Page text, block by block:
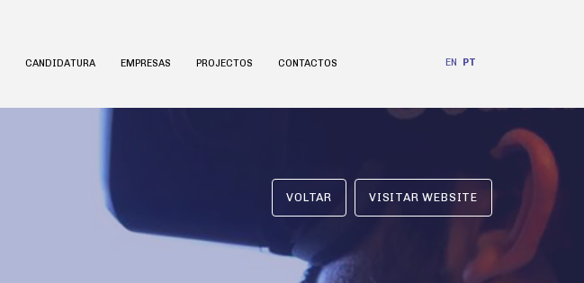
CANDIDATURA EMPRESAS PROJECTOS CONTACTOS PT
EN
VOLTAR VISITAR WEBSITE